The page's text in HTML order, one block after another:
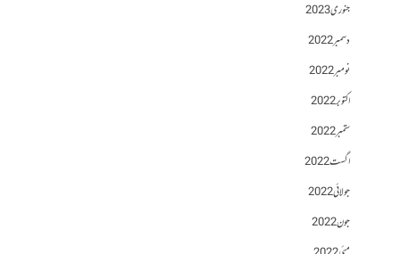
جنوری 2023
دسمبر 2022
نومبر 2022
اکتوبر 2022
ستمبر 2022
اگست 2022
جولائی 2022
جون 2022